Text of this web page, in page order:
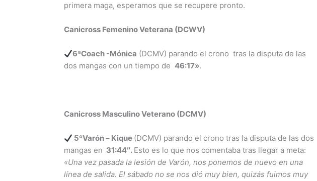
primera maga, esperamos que se recupere pronto.
Canicross Femenino Veterana (DCWV)
6ªCoach -Mónica (DCMV) parando el crono tras la disputa de las
dos mangas con un tiempo de 46:17».
Canicross Masculino Veterano (DCMV)
5ºVarón – Kique (DCMV) parando el crono tras la disputa de las dos
mangas en 31:44″. Esto es lo que nos comentaba tras llegar a meta:
«Una vez pasada la lesión de Varón, nos ponemos de nuevo en una
línea de salida. El sábado no se nos dió muy bien, quizás fuimos muy